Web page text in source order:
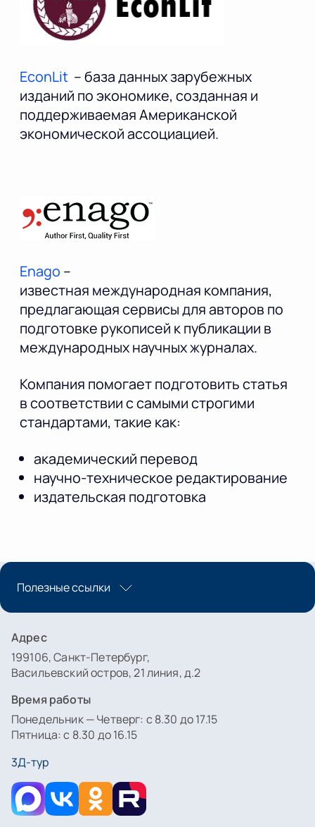
EconLit – база данных зарубежных
изданий по экономике, созданная и
поддерживаемая Американской
экономической ассоциацией.
Enago –
известная международная компания,
предлагающая сервисы для авторов по
подготовке рукописей к публикации в
международных научных журналах.
Компания помогает подготовить статья
в соответствии с самыми строгими
стандартами, такие как:
академический перевод
научно-техническое редактирование
издательская подготовка
Полезные ссылки
Адрес
199106, Санкт-Петербург,
Васильевский остров, 21 линия, д.2
Время работы
Понедельник — Четверг: с 8.30 до 17.15
Пятница: с 8.30 до 16.15
3Д-тур